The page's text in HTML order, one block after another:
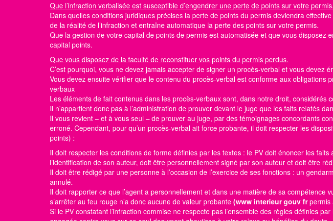
Que l’infraction verbalisée est susceptible d’engendrer une perte de points sur votre permis.
Dans quelles conditions juridiques précises la perte de points du permis deviendra
de la réalité de l’infraction et entraîne automatique la perte des points sur votre permis.
Que la gestion de votre capital de points de permis est automatisée et que vous disposez
capital points.
Que vous disposez de la faculté de reconstituer vos points du permis perdus.
C’est pourquoi, vous ne devez jamais accepter de signer un procès-verbal et vous devez
Vous devez ensuite vérifier que le contenu du procès-verbal est conforme aux obligations
verbaux
Les éléments de fait contenus dans les procès-verbaux sont, dans notre droit, considérés
Il n’appartient donc pas à l’administration de prouver devant le juge que les faits relatés
Il vous revient – et à vous seul – de prouver au juge, par des témoignages concordants
erroné. Cependant, pour qu’un procès-verbal ait force probante, il doit respecter les
points) :
Il doit respecter les conditions de forme définies par les textes : le PV doit énoncer les
l’identification de son auteur, doit être personnellement signé par son auteur et doit être
Il doit être rédigé par une personne à l’occasion de l’exercice de ses fonctions : un
annulé.
Il doit rapporter ce que l’agent a personnellement et dans une matière de sa
s’arrêter au feu rouge n’a donc aucune de valeur probante (www interieur gouv frpermis
Si le PV constatant l’infraction commise ne respecte pas l’ensemble des règles définies